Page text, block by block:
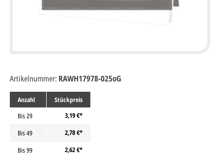
Anzahl
Stückpreis
Bis29
3,19 €*
Bis49
2,78 €*
Bis99
2,62 €*
Artikelnummer: RAWH17978-025oG